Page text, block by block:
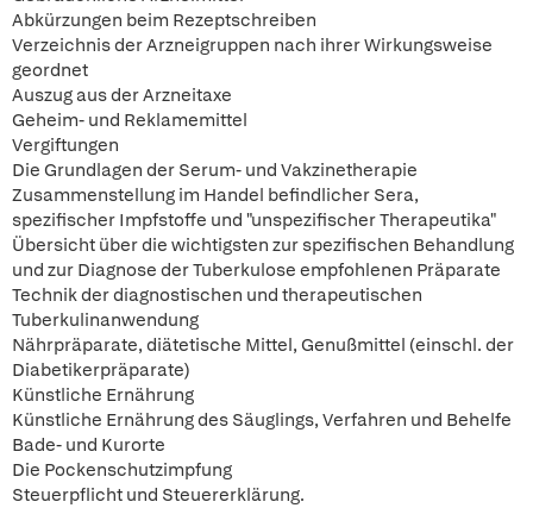
Abkürzungen beim Rezeptschreiben
Verzeichnis der Arzneigruppen nach ihrer Wirkungsweise
geordnet
Auszug aus der Arzneitaxe
Geheim- und Reklamemittel
Vergiftungen
Die Grundlagen der Serum- und Vakzinetherapie
Zusammenstellung im Handel befindlicher Sera,
spezifischer Impfstoffe und "unspezifischer Therapeutika"
Übersicht über die wichtigsten zur spezifischen Behandlung
und zur Diagnose der Tuberkulose empfohlenen Präparate
Technik der diagnostischen und therapeutischen
Tuberkulinanwendung
Nährpräparate, diätetische Mittel, Genußmittel (einschl. der
Diabetikerpräparate)
Künstliche Ernährung
Künstliche Ernährung des Säuglings, Verfahren und Behelfe
Bade- und Kurorte
Die Pockenschutzimpfung
Steuerpflicht und Steuererklärung.